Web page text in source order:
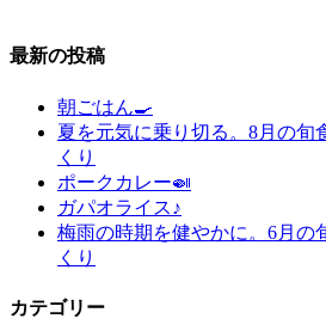
最新の投稿
朝ごはん🍳
夏を元気に乗り切る。8月の旬
くり
ポークカレー🍛
ガパオライス♪
梅雨の時期を健やかに。6月の
くり
カテゴリー